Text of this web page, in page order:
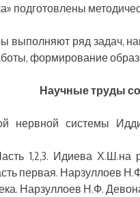
подготовлены
выполняют ряд задач,
формирование
Научные труды
нервной системы
1,2,3. Идиева Х.Ш.на
первая. Нарзуллоев
Нарзуллоев Н.Ф.